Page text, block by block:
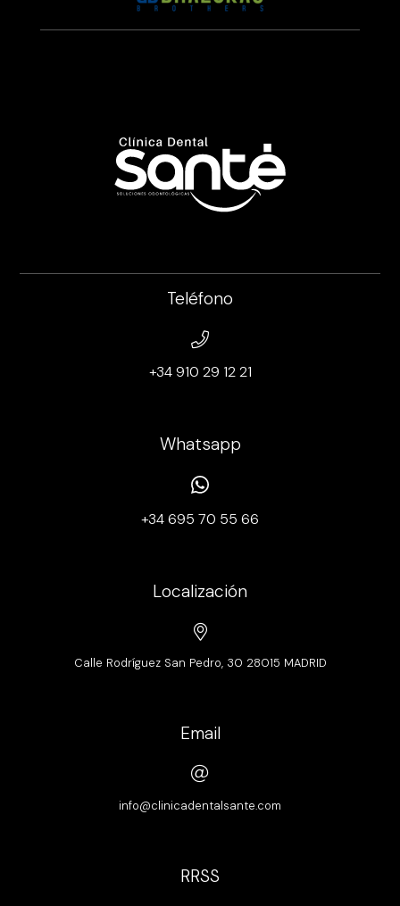
Teléfono
+34 910 29 12 21
Whatsapp
+34 695 70 55 66
Localización
Calle Rodríguez San Pedro, 30 28015 MADRID
Email
info@clinicadentalsante.com
RRSS